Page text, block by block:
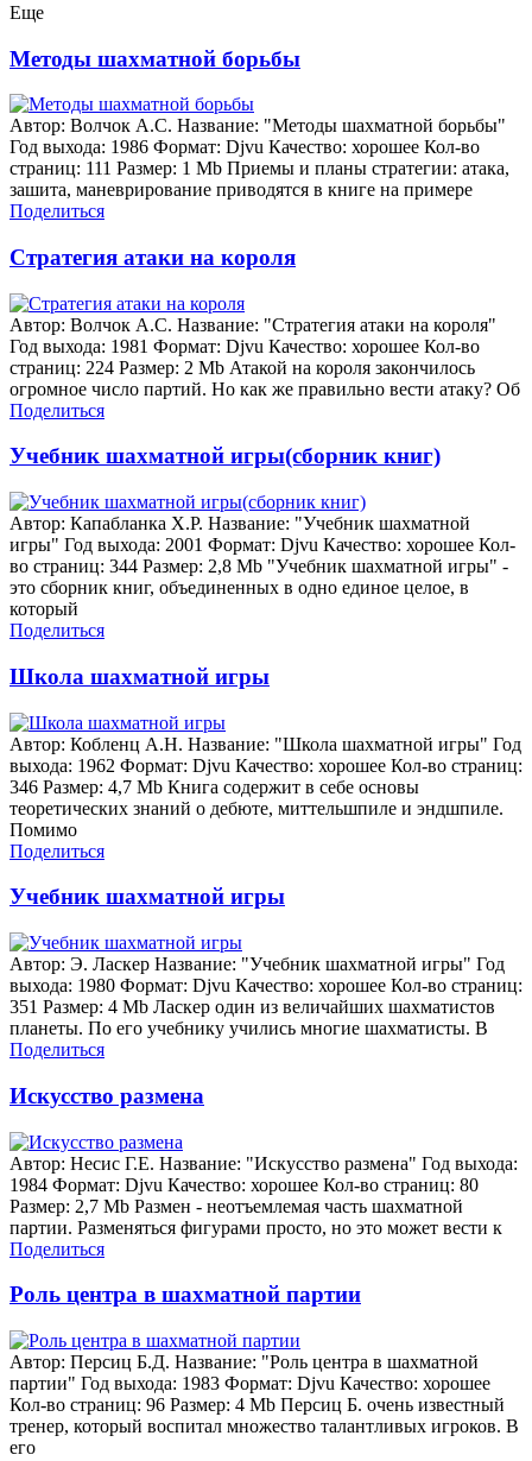
Еще
Методы шахматной борьбы
Автор: Волчок А.С. Название: "Методы шахматной борьбы"
Год выхода: 1986 Формат: Djvu Качество: хорошее Кол-во
страниц: 111 Размер: 1 Mb Приемы и планы стратегии: атака,
зашита, маневрирование приводятся в книге на примере
Поделиться
Стратегия атаки на короля
Автор: Волчок А.С. Название: "Стратегия атаки на короля"
Год выхода: 1981 Формат: Djvu Качество: хорошее Кол-во
страниц: 224 Размер: 2 Mb Атакой на короля закончилось
огромное число партий. Но как же правильно вести атаку? Об
Поделиться
Учебник шахматной игры(сборник книг)
Автор: Капабланка Х.Р. Название: "Учебник шахматной
игры" Год выхода: 2001 Формат: Djvu Качество: хорошее Кол-
во страниц: 344 Размер: 2,8 Mb "Учебник шахматной игры" -
это сборник книг, объединенных в одно единое целое, в
который
Поделиться
Школа шахматной игры
Автор: Кобленц А.Н. Название: "Школа шахматной игры" Год
выхода: 1962 Формат: Djvu Качество: хорошее Кол-во страниц:
346 Размер: 4,7 Mb Книга содержит в себе основы
теоретических знаний о дебюте, миттельшпиле и эндшпиле.
Помимо
Поделиться
Учебник шахматной игры
Автор: Э. Ласкер Название: "Учебник шахматной игры" Год
выхода: 1980 Формат: Djvu Качество: хорошее Кол-во страниц:
351 Размер: 4 Mb Ласкер один из величайших шахматистов
планеты. По его учебнику учились многие шахматисты. В
Поделиться
Искусство размена
Автор: Несис Г.Е. Название: "Искусство размена" Год выхода:
1984 Формат: Djvu Качество: хорошее Кол-во страниц: 80
Размер: 2,7 Mb Размен - неотъемлемая часть шахматной
партии. Разменяться фигурами просто, но это может вести к
Поделиться
Роль центра в шахматной партии
Автор: Персиц Б.Д. Название: "Роль центра в шахматной
партии" Год выхода: 1983 Формат: Djvu Качество: хорошее
Кол-во страниц: 96 Размер: 4 Mb Персиц Б. очень известный
тренер, который воспитал множество талантливых игроков. В
его